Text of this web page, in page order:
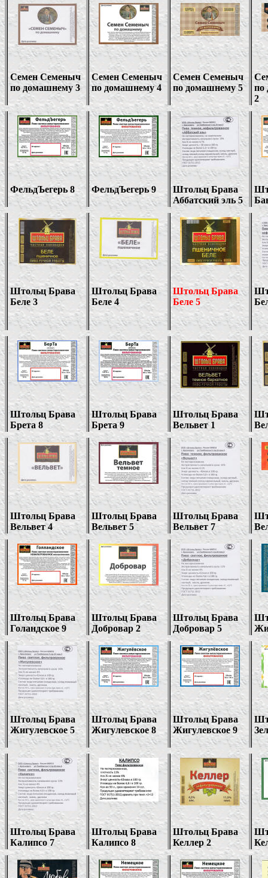
Семен Семеныч
по домашнему 3
Семен Семеныч
по домашнему4
Семен Семеныч
по домашнему 5
по
2
ФельдЪегерь 8 ФельдЪегерь 9
Штольц Брава
Аббатский эль 5
Штольц Брава
Беле 3
Штольц Брава
Беле 4
Штольц Брава
Беле 5
Штольц Брава
Брета 8
Штольц Брава
Брета 9
Штольц Брава
Вельвет 1
Штольц Брава
Вельвет4
Штольц Брава
Вельвет 5
Штольц Брава
Вельвет 7
Штольц Брава
Голандское 9
Штольц Брава
Добровар 2
Штольц Брава
Добровар 5
Штольц Брава
Жигулевское 5
Штольц Брава
Жигулевское 8
Штольц Брава
Жигулевское 9
Штольц Брава
Калипсо 7
Штольц Брава
Калипсо 8
Штольц Брава
Келлер 2